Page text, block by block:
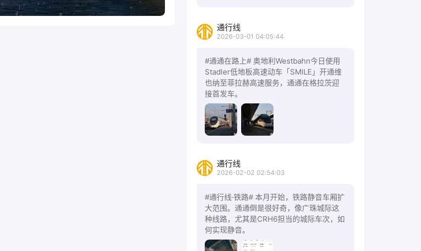
通行线
2026-03-01 04:05:44
#通通在路上# 奥地利Westbahn今日使用
Stadler低地板高速动车「SMILE」开通维
也纳至菲拉赫高速服务，通通在格拉茨迎
接首发车。
通行线
2026-02-02 02:54:03
#通行线·铁路# 本月开始，铁路静音车厢扩
大范围。通通倒是很好奇，像广珠城际这
种线路，尤其是CRH6担当的城际车次，如
何实现静音。